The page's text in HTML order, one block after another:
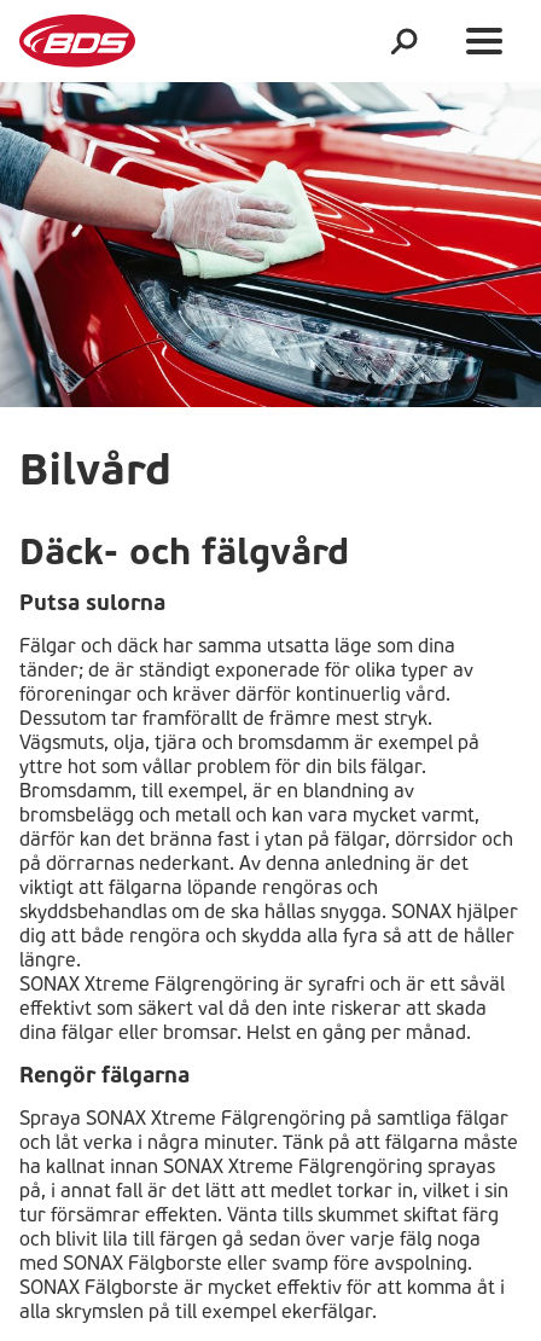
Bilvård
Däck- och fälgvård
Putsa sulorna
Fälgar och däck har samma utsatta läge som dina
tänder; de är ständigt exponerade för olika typer av
föroreningar och kräver därför kontinuerlig vård.
Dessutom tar framförallt de främre mest stryk.
Vägsmuts, olja, tjära och bromsdamm är exempel på
yttre hot som vållar problem för din bils fälgar.
Bromsdamm, till exempel, är en blandning av
bromsbelägg och metall och kan vara mycket varmt,
därför kan det bränna fast i ytan på fälgar, dörrsidor och
på dörrarnas nederkant. Av denna anledning är det
viktigt att fälgarna löpande rengöras och
skyddsbehandlas om de ska hållas snygga. SONAX hjälper
dig att både rengöra och skydda alla fyra så att de håller
längre.
SONAX Xtreme Fälgrengöring är syrafri och är ett såväl
effektivt som säkert val då den inte riskerar att skada
dina fälgar eller bromsar. Helst en gång per månad.
Rengör fälgarna
Spraya SONAX Xtreme Fälgrengöring på samtliga fälgar
och låt verka i några minuter. Tänk på att fälgarna måste
ha kallnat innan SONAX Xtreme Fälgrengöring sprayas
på, i annat fall är det lätt att medlet torkar in, vilket i sin
tur försämrar effekten. Vänta tills skummet skiftat färg
och blivit lila till färgen gå sedan över varje fälg noga
med SONAX Fälgborste eller svamp före avspolning.
SONAX Fälgborste är mycket effektiv för att komma åt i
alla skrymslen på till exempel ekerfälgar.